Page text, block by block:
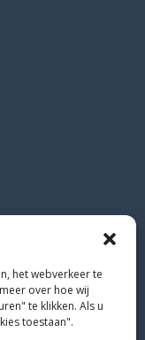
het webverkeer te
over hoe wij
te klikken. Als u
toestaan".